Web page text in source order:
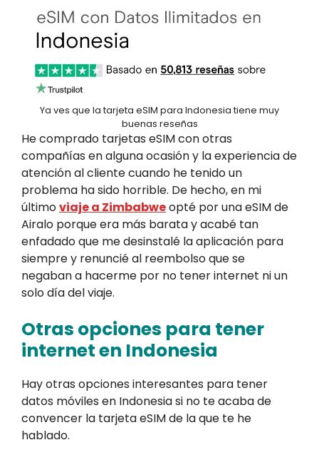
Ya ves que la tarjeta eSIM para Indonesia tiene muy
buenas reseñas
He comprado tarjetas eSIM con otras
compañías en alguna ocasión y la experiencia de
atención al cliente cuando he tenido un
problema ha sido horrible. De hecho, en mi
últimoviaje a Zimbabweopté por una eSIM de
Airalo porque era más barata y acabé tan
enfadado que me desinstalé la aplicación para
siempre y renuncié al reembolso que se
negaban a hacerme por no tener internet ni un
solo día del viaje.
Otras opciones para tener
internet en Indonesia
Hay otras opciones interesantes para tener
datos móviles en Indonesia si no te acaba de
convencer la tarjeta eSIM de la que te he
hablado.